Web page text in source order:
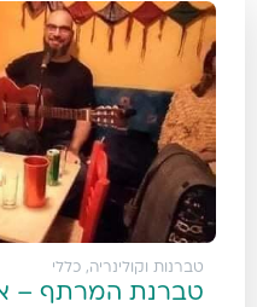
טברנות וקולינריה, כללי
טברנת המרתף –